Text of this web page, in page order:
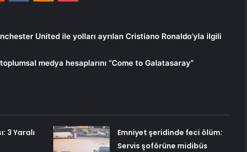
United ile yolları ayrılan Cristiano Ronaldo’yla ilgili
medya hesaplarını “Come to Galatasaray”
3 Yaralı
Emniyet şeridinde feci ölüm:
Servis şoförüne midibüs